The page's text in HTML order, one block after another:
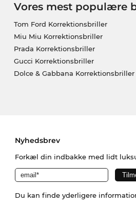
Vores mest populære
Tom Ford Korrektionsbriller
Miu Miu Korrektionsbriller
Prada Korrektionsbriller
Gucci Korrektionsbriller
Dolce & Gabbana Korrektionsbriller
Nyhedsbrev
Forkæl din indbakke med lidt
Du kan finde yderligere